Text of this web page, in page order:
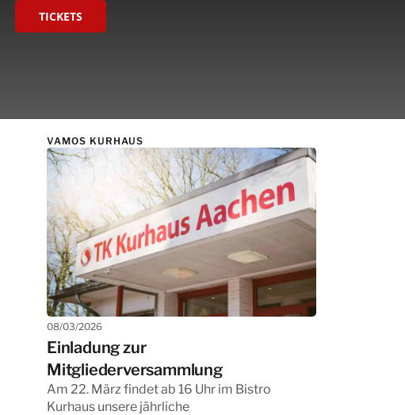
TICKETS
VAMOS KURHAUS
08/03/2026
Einladung zur
Mitgliederversammlung
Am 22. März findet ab 16 Uhr im Bistro
Kurhaus unsere jährliche